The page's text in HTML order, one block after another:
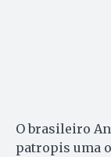
O brasileiro
patropis uma